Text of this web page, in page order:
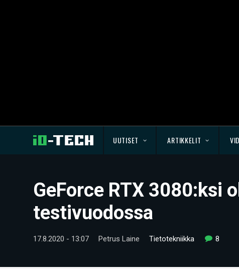
UUTISET ARTIKKELIT
GeForce RTX 3080:ksi
testivuodossa
17.8.2020 - 13:07 Petrus Laine Tietotekniikka 8